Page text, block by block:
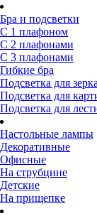
Бра и подсветки
С 1 плафоном
С 2 плафонами
С 3 плафонами
Гибкие бра
Подсветка для
Подсветка для
Подсветка для
Настольные лампы
Декоративные
Офисные
На струбцине
Детские
На прищепке